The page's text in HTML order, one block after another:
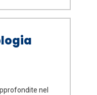
nel